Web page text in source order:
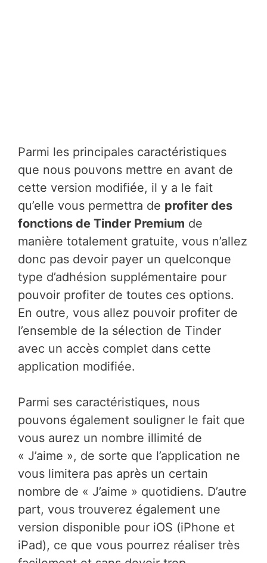
Parmi les principales caractéristiques
que nous pouvons mettre en avant de
cette version modifiée, il y a le fait
qu’elle vous permettra de profiter des
fonctions de Tinder Premium de
manière totalement gratuite, vous n’allez
donc pas devoir payer un quelconque
type d’adhésion supplémentaire pour
pouvoir profiter de toutes ces options.
En outre, vous allez pouvoir profiter de
l’ensemble de la sélection de Tinder
avec un accès complet dans cette
application modifiée.
Parmi ses caractéristiques, nous
pouvons également souligner le fait que
vous aurez un nombre illimité de
« J’aime », de sorte que l’application ne
vous limitera pas après un certain
nombre de « J’aime » quotidiens. D’autre
part, vous trouverez également une
version disponible pour iOS (iPhone et
iPad), ce que vous pourrez réaliser très